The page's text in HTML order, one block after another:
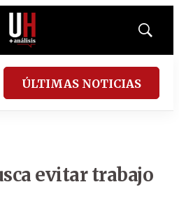
Mostrar
ÚLTIMAS NOTICIAS
evitar trabajo